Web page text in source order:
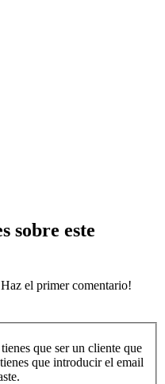
sobre este
el primer comentario!
que ser un cliente que
que introducir el email